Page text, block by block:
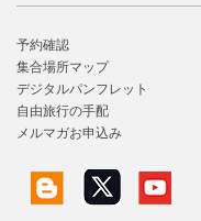
予約確認
集合場所マップ
デジタルパンフレット
自由旅行の手配
メルマガお申込み